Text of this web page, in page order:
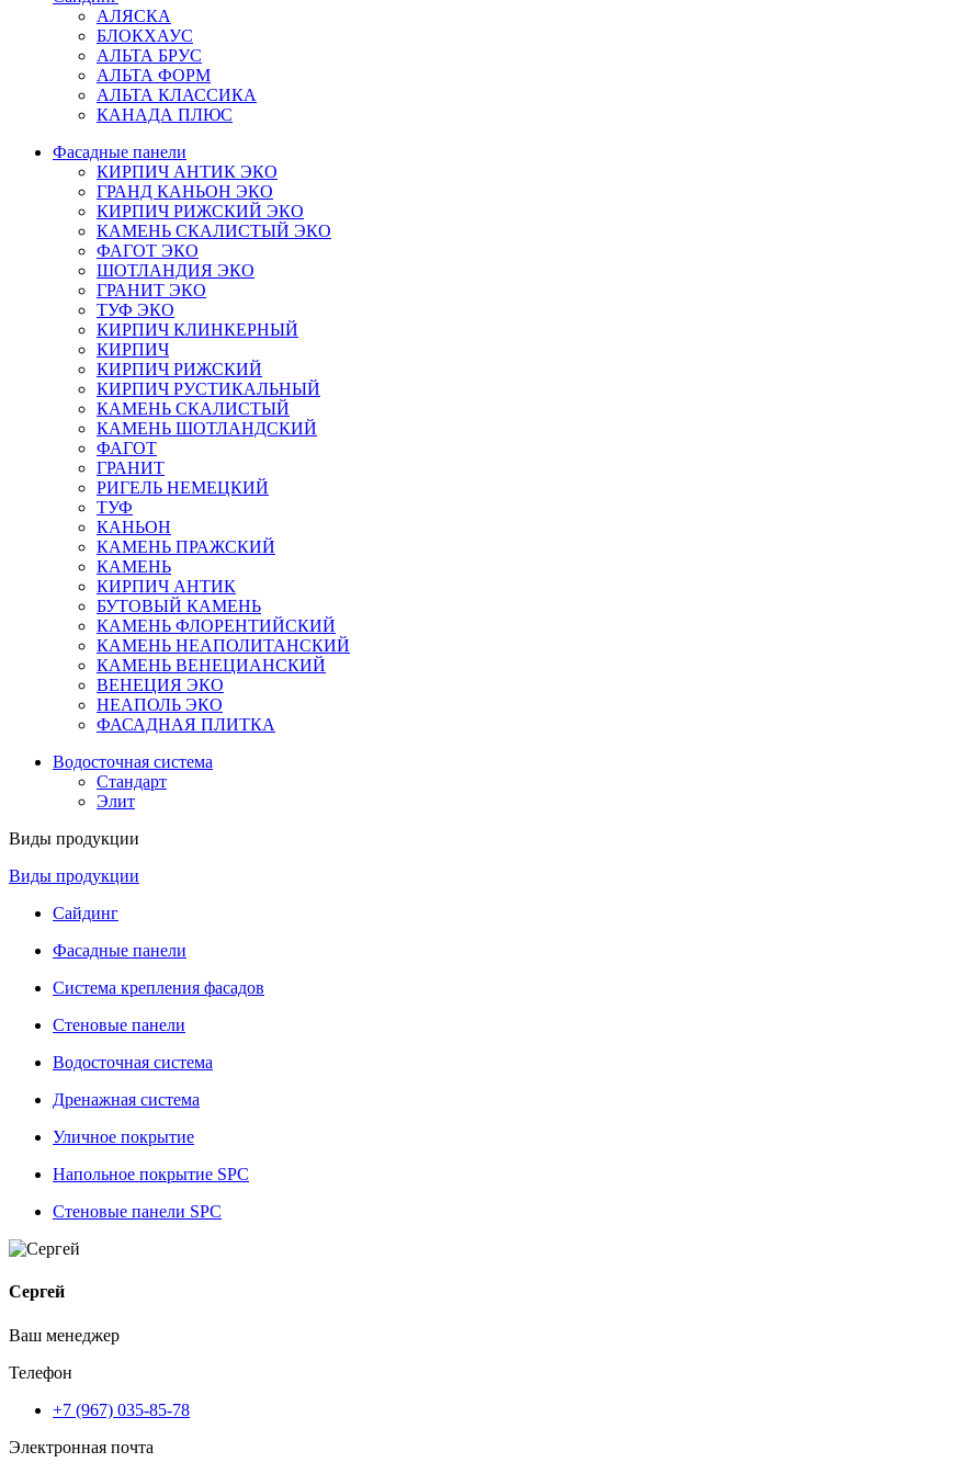
АЛЯСКА
БЛОКХАУС
АЛЬТА БРУС
АЛЬТА ФОРМ
АЛЬТА КЛАССИКА
КАНАДА ПЛЮС
Фасадные панели
КИРПИЧ АНТИК ЭКО
ГРАНД КАНЬОН ЭКО
КИРПИЧ РИЖСКИЙ ЭКО
КАМЕНЬ СКАЛИСТЫЙ ЭКО
ФАГОТ ЭКО
ШОТЛАНДИЯ ЭКО
ГРАНИТ ЭКО
ТУФ ЭКО
КИРПИЧ КЛИНКЕРНЫЙ
КИРПИЧ
КИРПИЧ РИЖСКИЙ
КИРПИЧ РУСТИКАЛЬНЫЙ
КАМЕНЬ СКАЛИСТЫЙ
КАМЕНЬ ШОТЛАНДСКИЙ
ФАГОТ
ГРАНИТ
РИГЕЛЬ НЕМЕЦКИЙ
ТУФ
КАНЬОН
КАМЕНЬ ПРАЖСКИЙ
КАМЕНЬ
КИРПИЧ АНТИК
БУТОВЫЙ КАМЕНЬ
КАМЕНЬ ФЛОРЕНТИЙСКИЙ
КАМЕНЬ НЕАПОЛИТАНСКИЙ
КАМЕНЬ ВЕНЕЦИАНСКИЙ
ВЕНЕЦИЯ ЭКО
НЕАПОЛЬ ЭКО
ФАСАДНАЯ ПЛИТКА
Водосточная система
Стандарт
Элит
Виды продукции
Виды продукции
Сайдинг
Фасадные панели
Система крепления фасадов
Стеновые панели
Водосточная система
Дренажная система
Уличное покрытие
Напольное покрытие SPC
Стеновые панели SPC
Сергей
Ваш менеджер
Телефон
+7 (967) 035-85-78
Электронная почта